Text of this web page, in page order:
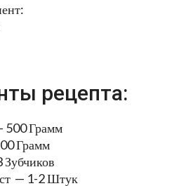
рецепта:
500 Грамм
Грамм
— 1-2 Штук